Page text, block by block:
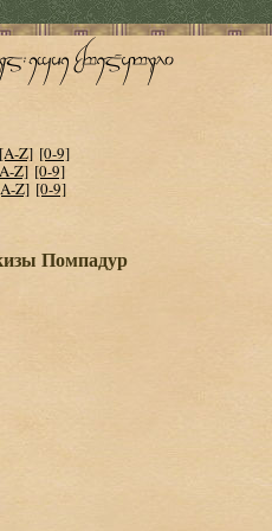
Z] [0-9]
Z] [0-9]
Z] [0-9]
Помпадур